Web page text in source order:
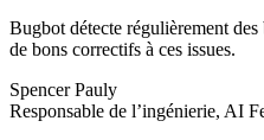
Bugbot détecte régulièrement
de bons correctifs à ces issues.
Spencer Pauly
Responsable de l’ingénierie, AI